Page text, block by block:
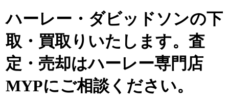
ハーレー・ダビッドソンの下
取・買取りいたします。査
定・売却はハーレー専門店
MYPにご相談ください。